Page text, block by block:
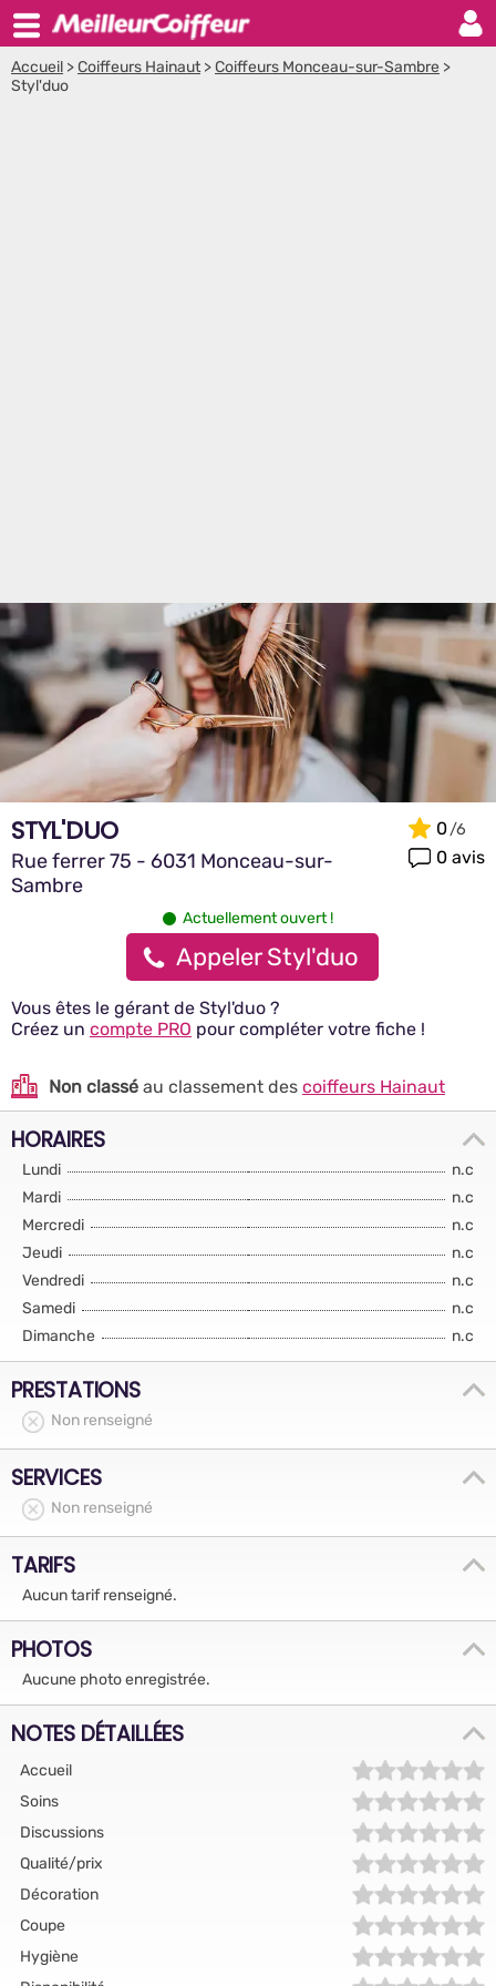
Accueil >Coiffeurs Hainaut>Coiffeurs Monceau-sur-Sambre >
Styl'duo
STYL'DUO
Rue ferrer 75 - 6031 Monceau-sur-
Sambre
0
0 avis
Actuellement ouvert !
Appeler Styl'duo
Vous êtes le gérant de Styl'duo ?
Créez un compte PRO pour compléter votre fiche !
Non classé au classement des coiffeurs Hainaut
HORAIRES
Lundi
n.c
Mardi
n.c
Mercredi
n.c
Jeudi
n.c
Vendredi
n.c
Samedi
n.c
Dimanche
n.c
PRESTATIONS
Non renseigné
SERVICES
Non renseigné
TARIFS
Aucun tarif renseigné.
PHOTOS
Aucune photo enregistrée.
NOTES DÉTAILLÉES
Accueil
Soins
Discussions
Qualité/prix
Décoration
Coupe
Hygiène